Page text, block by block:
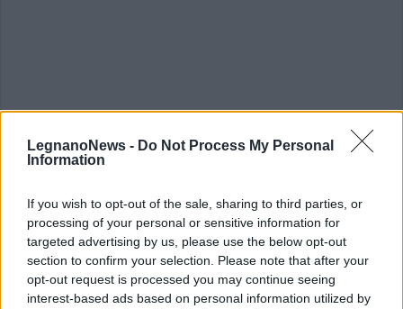
LegnanoNews - Do Not Process My Personal
Information
If you wish to opt-out of the sale, sharing to third parties, or
processing of your personal or sensitive information for
targeted advertising by us, please use the below opt-out
section to confirm your selection. Please note that after your
opt-out request is processed you may continue seeing
interest-based ads based on personal information utilized by
ALTRE NOTIZIE DI LEGNANO